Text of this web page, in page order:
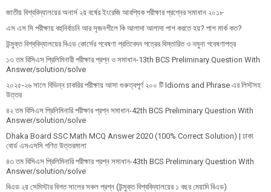
জাতীয় বিশ্ববিদ্যালয়ের অনার্স ২য় বর্ষের ইংরেজি আবশ্যিক পরীক্ষার প্রশ্নের সমাধান ২০১৮
এস এস সি পরীক্ষায় বহুনির্বাচনি আর সৃজনশীলে কি আলাদা আলাদা পাশ করতে হয়? পাশ মার্ক কত?
উন্মুক্ত বিশ্ববিদ্যালয়ের বিএড কোর্সের গবেষণা প্রতিবেদন পত্রের বিস্তারিত ও নমুনা গবেষণাপত্র
১৩ তম বিসিএস প্রি‌লি‌মিনারী পরীক্ষার প্রশ্ন ও সমাধান-13th BCS Preliminary Question With
Answer/solution/solve
২০২৫-২৬ সালে বিভিন্ন চাকরির পরীক্ষায় আসা গুরুত্বপূর্ণ ২০০ টি Idioms and Phrase এর লিস্টসহ
উত্তর
৪২ তম বিসিএস প্রিলিমিনারি পরীক্ষার প্রশ্ন সমাধান-42th BCS Preliminary Question With
Answer/solution/solve
Dhaka Board SSC Math MCQ Answer 2020 (100% Correct Solution) | ঢাকা
বোর্ড এসএসসি গণিত উত্তরমালা
৪৩ তম বিসিএস প্রিলিমিনারি পরীক্ষার প্রশ্ন সমাধান-43th BCS Preliminary Question With
Answer/solution/solve
বিএড ২য় সেমিস্টার বিগত সালের সকল প্রশ্ন (উন্মুক্ত বিশ্ববিদ্যালয়ের ১ বছর মেয়াদি বিএড)